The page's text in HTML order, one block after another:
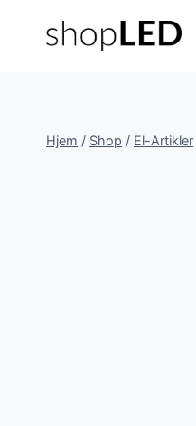
Hjem / Shop / El-Artikler